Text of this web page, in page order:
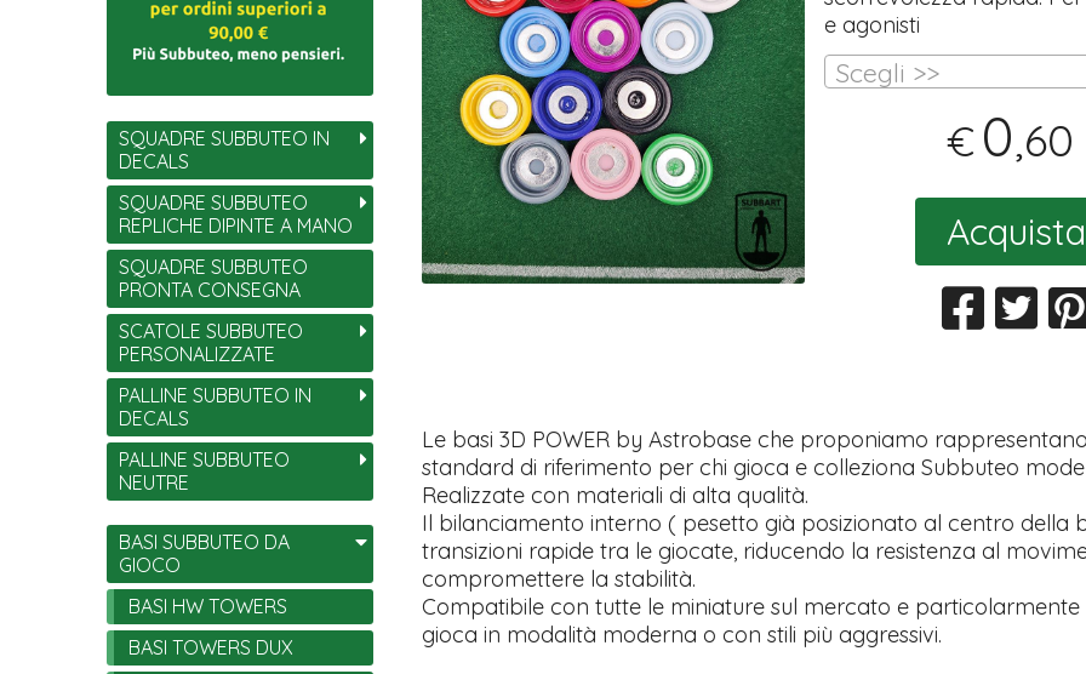
e agonisti
Scegli >>
€ 0,60
Acquista
Le basi 3D POWER by Astrobase che proponiamo
standard di riferimento per chi gioca e colleziona Subbuteo
Realizzate con materiali di alta qualità.
Il bilanciamento interno ( pesetto già posizionato al centro della
transizioni rapide tra le giocate, riducendo la resistenza al
compromettere la stabilità.
Compatibile con tutte le miniature sul mercato e
gioca in modalità moderna o con stili più aggressivi.
SQUADRE SUBBUTEO IN
DECALS
SQUADRE SUBBUTEO
REPLICHE DIPINTE A MANO
SQUADRE SUBBUTEO
PRONTA CONSEGNA
SCATOLE SUBBUTEO
PERSONALIZZATE
PALLINE SUBBUTEO IN
DECALS
PALLINE SUBBUTEO
NEUTRE
BASI SUBBUTEO DA
GIOCO
BASI HW TOWERS
BASI TOWERS DUX